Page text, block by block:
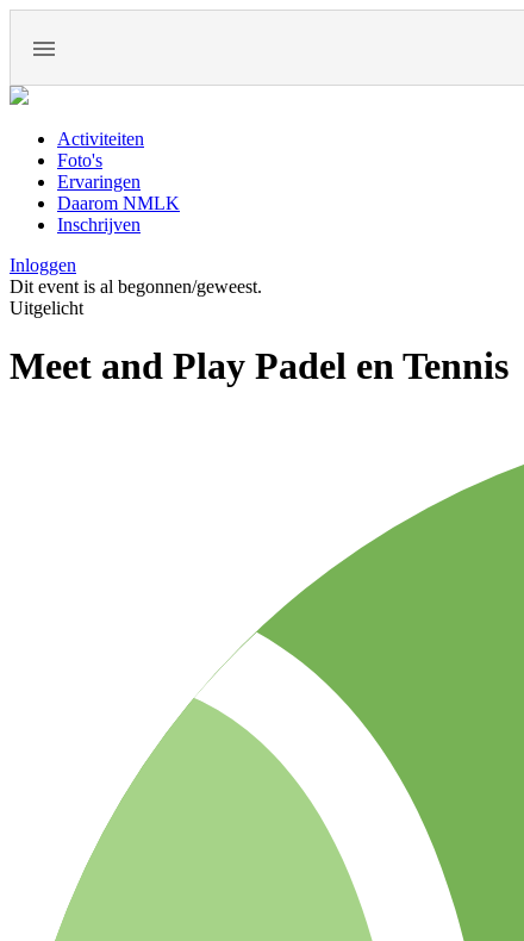
Activiteiten
Foto's
Ervaringen
Daarom NMLK
Inschrijven
Inloggen
Dit event is al begonnen/geweest.
Uitgelicht
Meet and Play Padel en Tennis